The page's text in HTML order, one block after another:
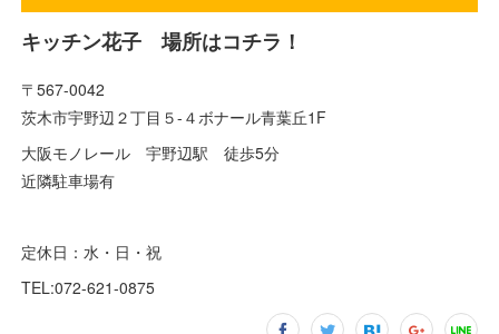
キッチン花子 場所はコチラ！
〒567-0042
茨木市宇野辺２丁目５-４ボナール青葉丘1F
大阪モノレール 宇野辺駅 徒歩5分
近隣駐車場有
定休日：水・日・祝
TEL:072-621-0875